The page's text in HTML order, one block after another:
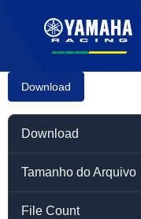
Download
Download
Tamanho do Arquivo
File Count